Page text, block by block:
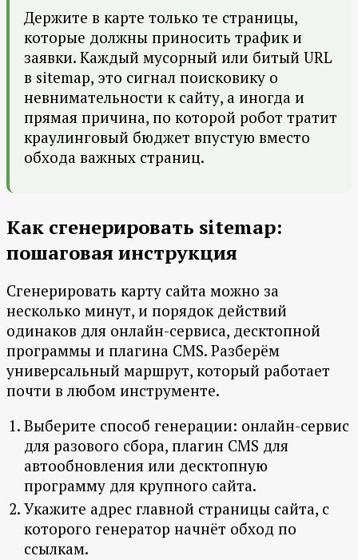
Держите в карте только те страницы,
которые должны приносить трафик и
заявки. Каждый мусорный или битый URL
в sitemap, это сигнал поисковику о
невнимательности к сайту, а иногда и
прямая причина, по которой робот тратит
краулинговый бюджет впустую вместо
обхода важных страниц.
Как сгенерировать sitemap:
пошаговая инструкция
Сгенерировать карту сайта можно за
несколько минут, и порядок действий
одинаков для онлайн-сервиса, десктопной
программы и плагина CMS. Разберём
универсальный маршрут, который работает
почти в любом инструменте.
Выберите способ генерации: онлайн-сервис
для разового сбора, плагин CMS для
автообновления или десктопную
программу для крупного сайта.
Укажите адрес главной страницы сайта, с
которого генератор начнёт обход по
ссылкам.